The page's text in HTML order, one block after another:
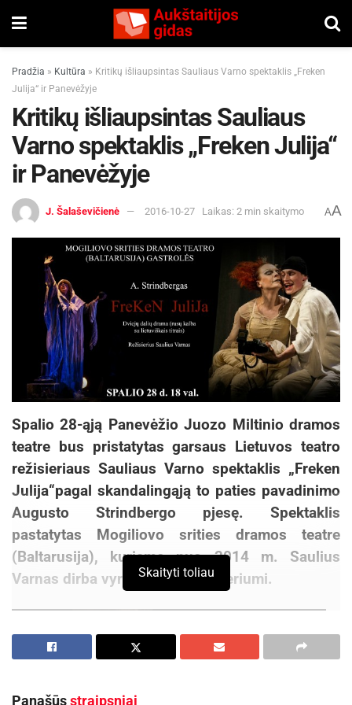
Pradžia » Kultūra » Kritikų išliaupsintas Sauliaus Varno spektaklis „Freken
Julija“ ir Panevėžyje
Kritikų išliaupsintas Sauliaus
Varno spektaklis „Freken Julija“
ir Panevėžyje
J. Šalaševičienė 2016-10-27 Laikas: 2 min skaitymo AA
Spalio 28-ąją Panevėžio Juozo Miltinio dramos
teatre bus pristatytas garsaus Lietuvos teatro
režisieriaus Sauliaus Varno spektaklis „Freken
Julija“pagal skandalingąją to paties pavadinimo
Augusto Strindbergo pjesę. Spektaklis
pastatytas Mogiliovo srities dramos teatre
(Baltarusija), kuriame nuo 2014 m. Saulius
Varnas dirba vyriausiuoju režisieriumi.
Skaityti toliau
Panašūsstraipsniai